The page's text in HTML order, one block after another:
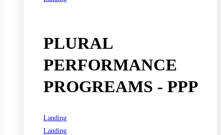
PLURAL
PERFORMANCE
PROGREAMS - PPP
Landing
Landing